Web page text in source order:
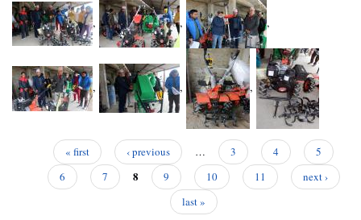
, , ,
, , ,
« first ‹ previous … 3 4
5
6
7 8 9 10 11
next ›
last »